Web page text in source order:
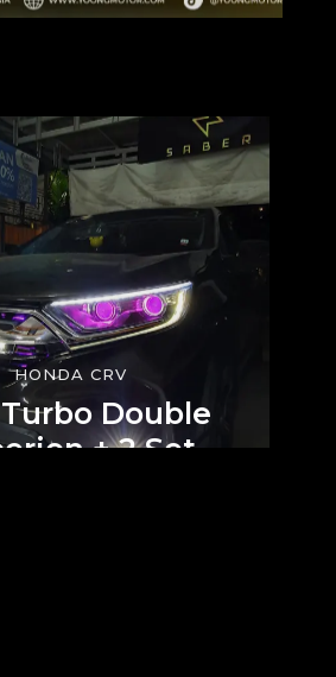
HONDA CRV
Turbo Double
+ 2 Set